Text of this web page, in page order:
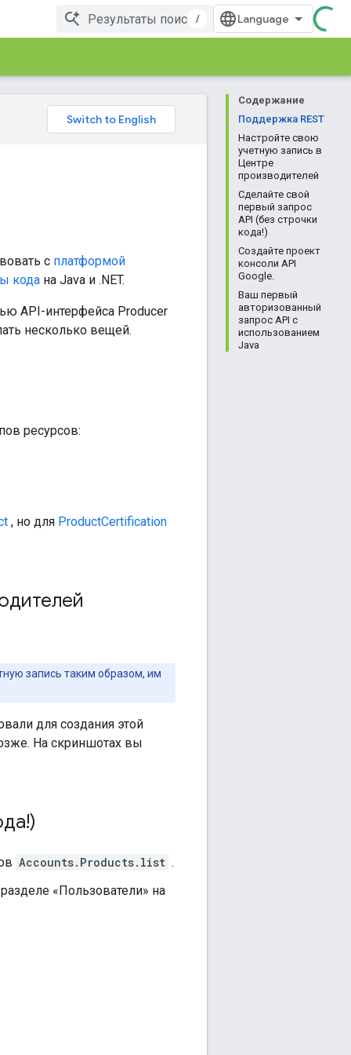
/
Содержание
Поддержка REST
Настройте свою
учетную запись в
Центре
производителей
Сделайте свой
первый запрос
API (без строчки
кода!)
Создайте проект
консоли API
Google.
Ваш первый
авторизованный
запрос API с
использованием
Java
с платформой
кода на Java и .NET.
API-интерфейса Producer
несколько вещей.
ресурсов:
, но для ProductCertification
запись таким образом, им
для создания этой
На скриншотах вы
Accounts.Products.list .
«Пользователи» на